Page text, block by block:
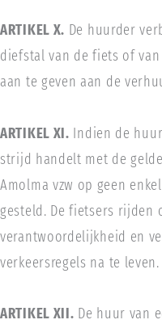
ARTIKEL X. De huurder
diefstal van de fiets of
aan te geven aan de
ARTIKEL XI. Indien de
strijd handelt met de
Amolma vzw op geen
gesteld. De fietsers rijden
verantwoordelijkheid en
verkeersregels na te leven.
ARTIKEL XII. De huur van